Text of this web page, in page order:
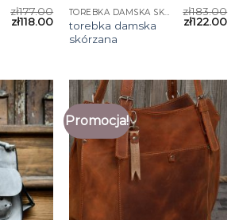
zł177.00
zł118.00
torebka damska
skórzana
zł183.00
zł122.00
Promocja!